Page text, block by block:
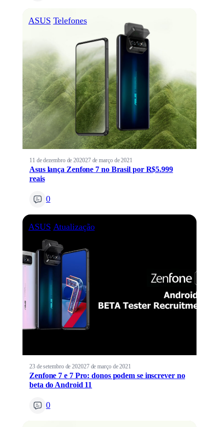
ASUS Telefones
11 de dezembro de 202027 de março de 2021
Asus lança Zenfone 7 no Brasil por R$5.999
reais
0
ASUS Atualização
23 de setembro de 202027 de março de 2021
Zenfone 7 e 7 Pro: donos podem se inscrever no
beta do Android 11
0